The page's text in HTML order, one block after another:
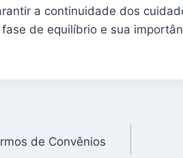
a continuidade dos
de equilíbrio e sua
de Convênios